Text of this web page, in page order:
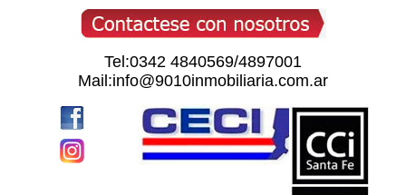
Tel:0342 4840569/4897001
Mail:info@9010inmobiliaria.com.ar